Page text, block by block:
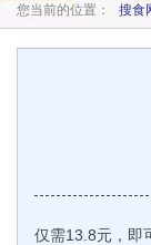
您当前的位置： 搜食
仅需13.8元，即